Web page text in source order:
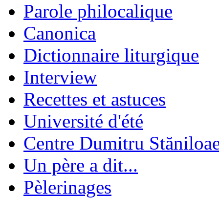
Parole philocalique
Canonica
Dictionnaire liturgique
Interview
Recettes et astuces
Université d'été
Centre Dumitru
Un père a dit...
Pèlerinages